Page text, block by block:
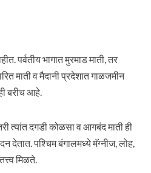
पर्वतीय भागात मुरमाड माती, तर
माती व मैदानी प्रदेशात गाळजमीन
बरीच आहे.
त्यांत दगडी कोळसा व आगबंद माती ही
देतात. पश्चिम बंगालमध्ये मॅग्नीज, लोह,
मिळते.